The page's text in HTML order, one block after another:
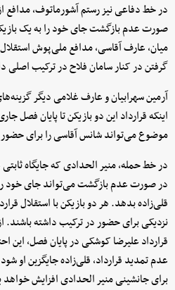
در خط دفاعی نیز رستم آشورماتوف، مدافع
صورت عدم بازگشت جای خود را به یک
میان، عارف آقاسی، مدافع ملی‌پوش
گرفتن در کنار سامان فلاح در ترکیب اصلی
آرمین سهرابیان و عارف غلامی دیگر
اینکه قرارداد این دو بازیکن تا پایان فصل
موضوع می‌تواند شانس آقاسی را برای
در خط حمله، منیر الحدادی که جایگاه
در صورت عدم بازگشت می‌تواند جای خود
قلی‌زاده بدهد. هر دو بازیکن با استقلال
نزدیکی برای حضور در ترکیب داشته باشند.
قرارداد علیرضا کوشکی در پایان فصل،
عدم تمدید قرارداد، قلی‌زاده جایگزین او
برای جانشینی منیر الحدادی افزایش